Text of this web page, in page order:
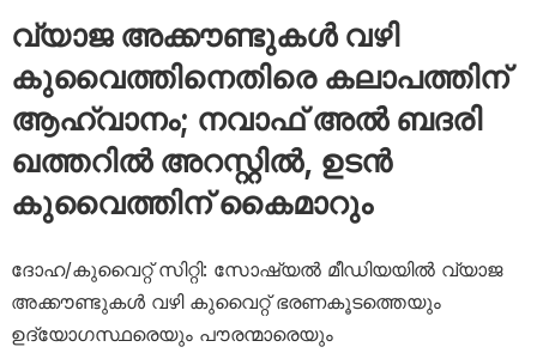
വ്യാജ അക്കൗണ്ടുകൾ വഴി
കുവൈത്തിനെതിരെ കലാപത്തിന്
ആഹ്വാനം; നവാഫ് അൽ ബദരി
ഖത്തറിൽ അറസ്റ്റിൽ, ഉടൻ
കുവൈത്തിന് കൈമാറും
ദോഹ/കുവൈറ്റ് സിറ്റി: സോഷ്യൽ മീഡിയയിൽ വ്യാജ
അക്കൗണ്ടുകൾ വഴി കുവൈറ്റ് ഭരണകൂടത്തെയും
ഉദ്യോഗസ്ഥരെയും പൗരന്മാരെയും